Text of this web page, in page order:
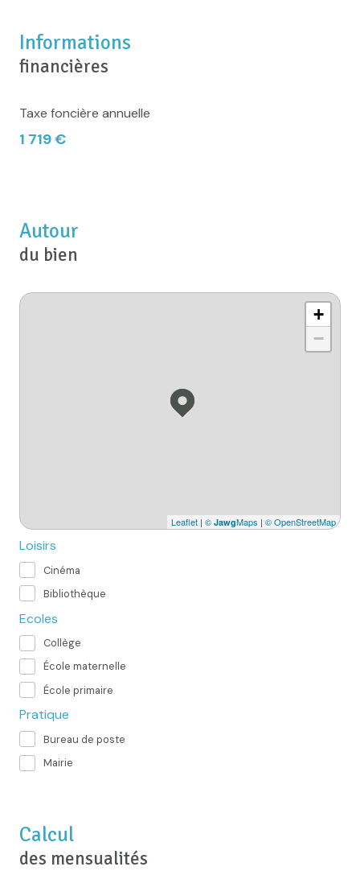
Informations
financières
Taxe foncière annuelle
1 719 €
Autour
du bien
+
−
Leaflet | © JawgMaps | © OpenStreetMap
Loisirs
Cinéma
Bibliothèque
Ecoles
Collège
École maternelle
École primaire
Pratique
Bureau de poste
Mairie
Calcul
des mensualités